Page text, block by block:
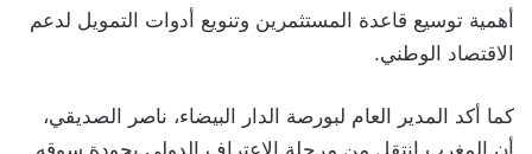
أهمية توسيع قاعدة المستثمرين وتنويع أدوات التمويل لدعم
الاقتصاد الوطني.
كما أكد المدير العام لبورصة الدار البيضاء، ناصر الصديقي،
أن المغرب انتقل من مرحلة الاعتراف الدولي بجودة سوقه